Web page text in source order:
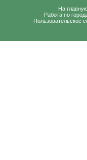
На
Работа по
Пользовательское